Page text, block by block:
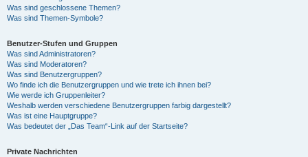
Was sind geschlossene Themen?
Was sind Themen-Symbole?
Benutzer-Stufen und Gruppen
Was sind Administratoren?
Was sind Moderatoren?
Was sind Benutzergruppen?
Wo finde ich die Benutzergruppen und wie trete ich ihnen bei?
Wie werde ich Gruppenleiter?
Weshalb werden verschiedene Benutzergruppen farbig dargestellt?
Was ist eine Hauptgruppe?
Was bedeutet der „Das Team“-Link auf der Startseite?
Private Nachrichten